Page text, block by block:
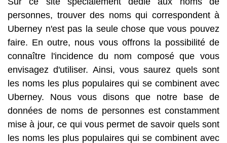
personnes, trouver des noms qui correspondent à
Uberney n'est pas la seule chose que vous pouvez
faire. En outre, nous vous offrons la possibilité de
connaître l'incidence du nom composé que vous
envisagez d'utiliser. Ainsi, vous saurez quels sont
les noms les plus populaires qui se combinent avec
Uberney. Nous vous disons que notre base de
données de noms de personnes est constamment
mise à jour, ce qui vous permet de savoir quels sont
les noms les plus populaires qui se combinent avec